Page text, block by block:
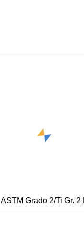
ASTM Grado 2/Ti Gr. 2 Barras